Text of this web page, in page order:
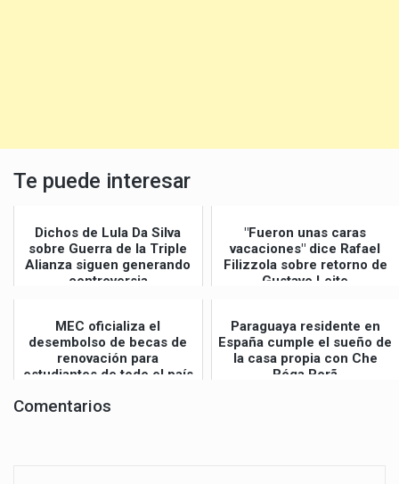
Te puede interesar
Dichos de Lula Da Silva
sobre Guerra de la Triple
Alianza siguen generando
controversia
"Fueron unas caras
vacaciones" dice Rafael
Filizzola sobre retorno de
Gustavo Leite
MEC oficializa el
desembolso de becas de
renovación para
estudiantes de todo el país
Paraguaya residente en
España cumple el sueño de
la casa propia con Che
Róga Porã
Comentarios